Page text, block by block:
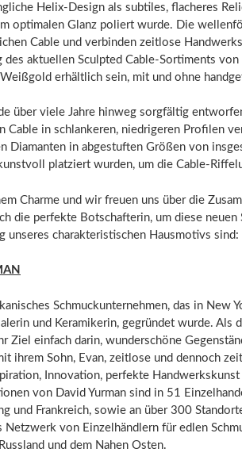
Helix-Design als subtiles, flacheres
optimalen Glanz poliert wurde. Die
Cable und verbinden zeitlose
aktuellen Sculpted Cable-Sortiments von
erhältlich sein, mit und ohne
über viele Jahre hinweg sorgfältig
Cable in schlankeren, niedrigeren Profilen
Diamanten in abgestuften Größen von
platziert wurden, um die Cable-
Charme und wir freuen uns über die
die perfekte Botschafterin, um diese neuen
unseres charakteristischen Hausmotivs sind:
Schmuckunternehmen, das in New
und Keramikerin, gegründet wurde. Als
Ziel einfach darin, wunderschöne
ihrem Sohn, Evan, zeitlose und dennoch
Innovation, perfekte
von David Yurman sind in 51
und Frankreich, sowie an über 300
von Einzelhändlern für edlen
und dem Nahen Osten.